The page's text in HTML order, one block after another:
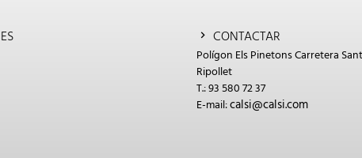
CONTACTAR
Polígon Els Pinetons Carretera
Ripollet
T.: 93 580 72 37
E-mail:calsi@calsi.com